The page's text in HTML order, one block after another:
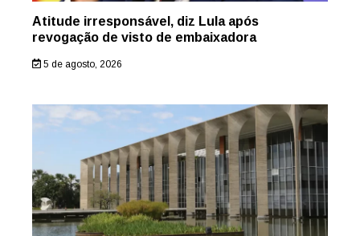
Atitude irresponsável, diz Lula após
revogação de visto de embaixadora
5 de agosto, 2026